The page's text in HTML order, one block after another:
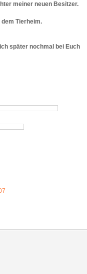
meiner neuen Besitzer.
Tierheim.
später nochmal bei Euch